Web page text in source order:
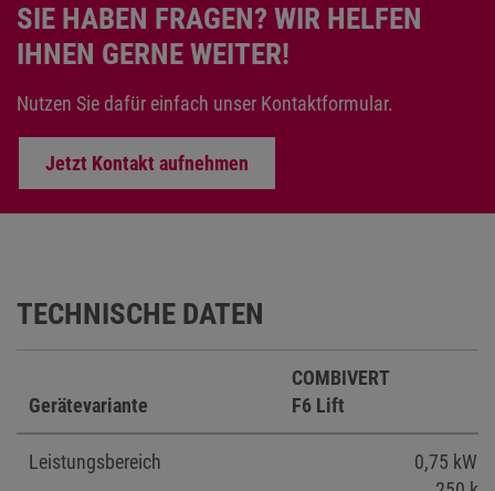
SIE HABEN FRAGEN? WIR HELFEN
IHNEN GERNE WEITER!
Nutzen Sie dafür einfach unser Kontaktformular.
Jetzt Kontakt aufnehmen
TECHNISCHE DATEN
Gerätevariante
COMBIVERT
F6 Lift
Leistungsbereich
0,75 kW